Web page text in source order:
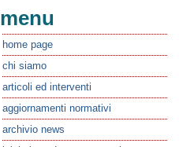
menu
home page
chi siamo
articoli ed interventi
aggiornamenti normativi
archivio news